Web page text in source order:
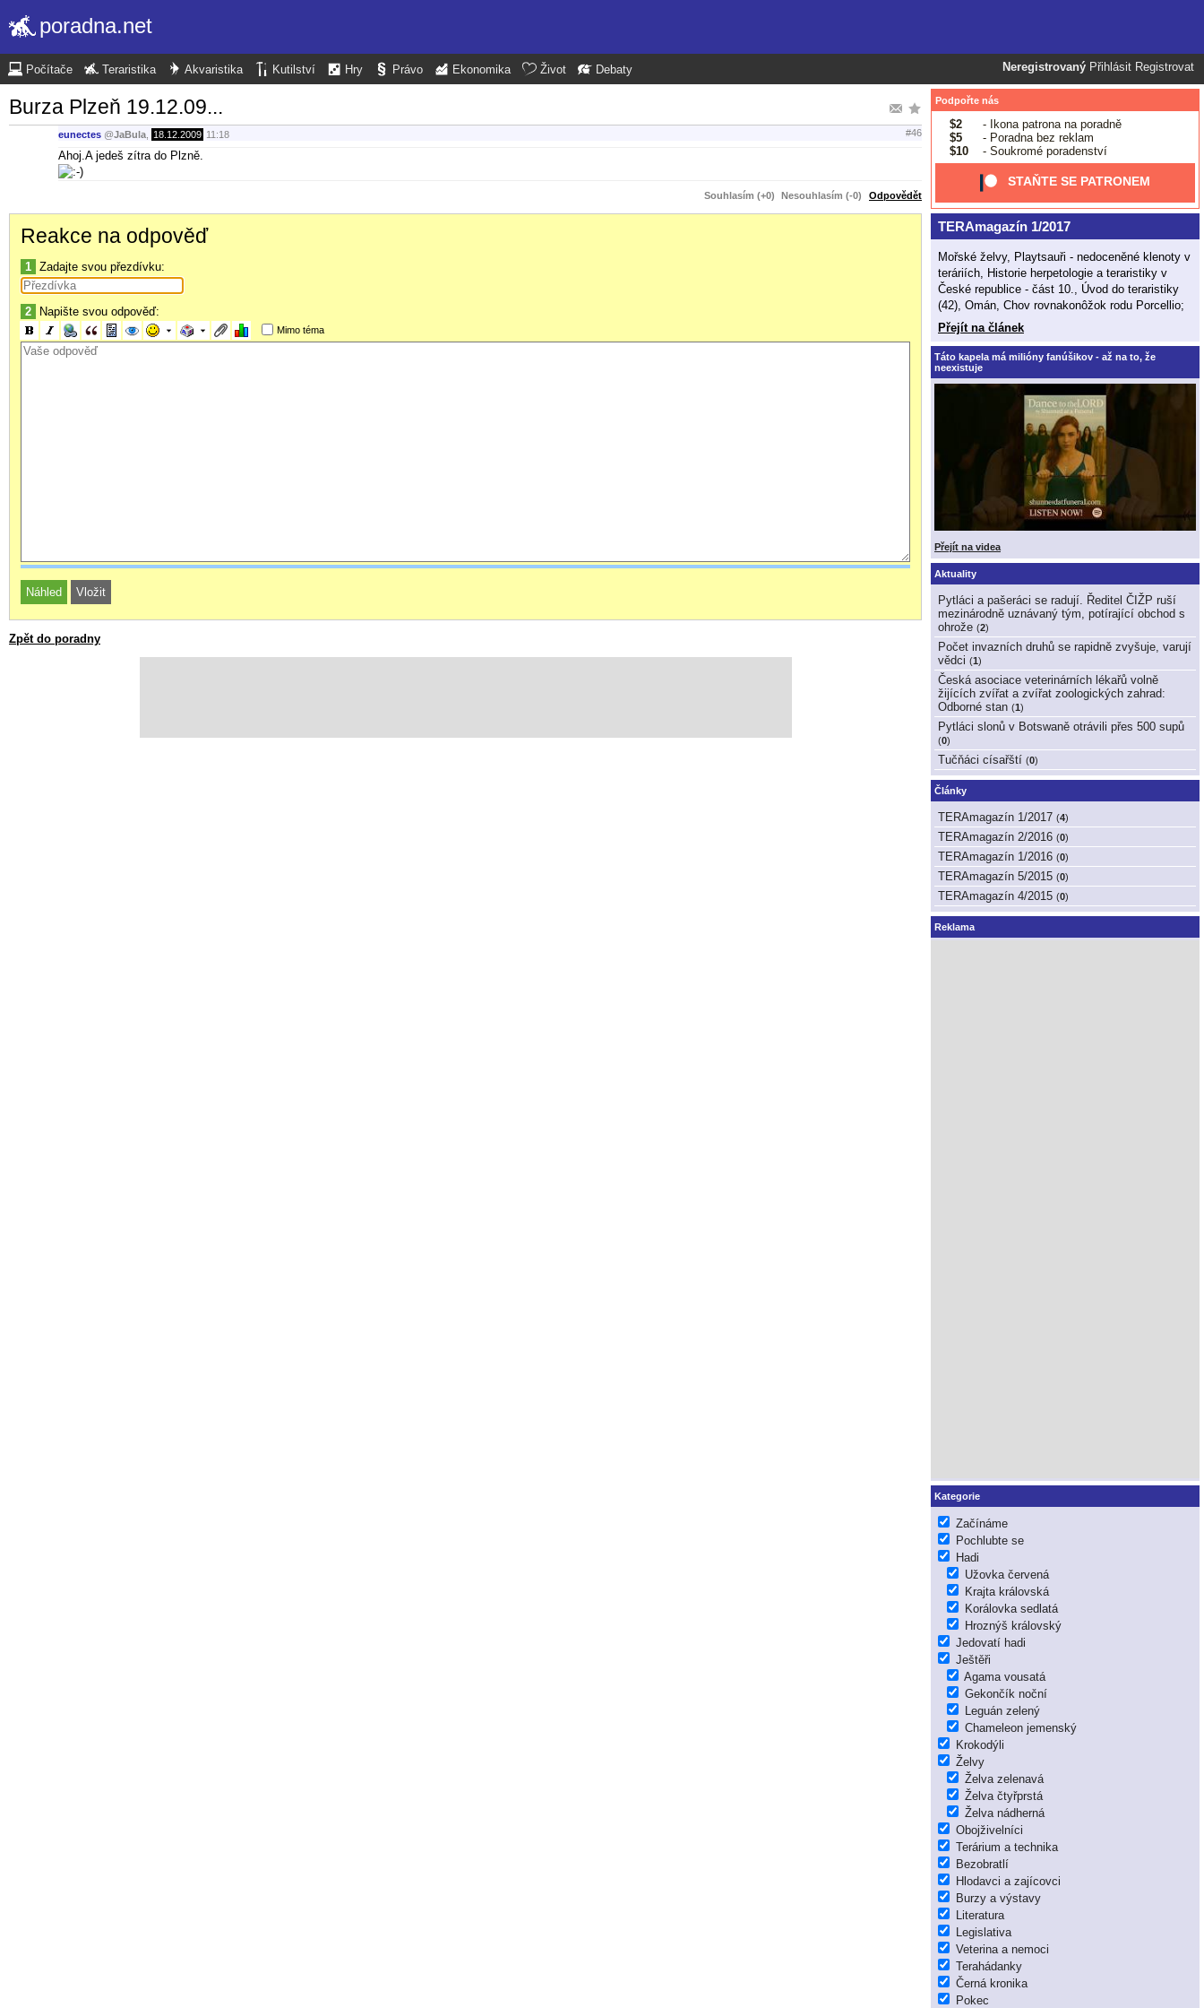
poradna.net
Neregistrovaný Přihlásit Registrovat
Počítače Teraristika Akvaristika Kutilství Hry Právo Ekonomika Život Debaty
Burza Plzeň 19.12.09...
eunectes @JaBula 18.12.2009 11:18 #46
Ahoj.A jedeš zítra do Plzně.
Souhlasím (+0) Nesouhlasím (-0) Odpovědět
Reakce na odpověď
1 Zadajte svou přezdívku:
2 Napište svou odpověď:
Mimo téma
Zpět do poradny
Podpořte nás
$2
- Ikona patrona na poradně
$5
- Poradna bez reklam
$10
- Soukromé poradenství
STAŇTE SE PATRONEM
TERAmagazín 1/2017
Mořské želvy, Playtsauři - nedoceněné klenoty v
teráriích, Historie herpetologie a teraristiky v
České republice - část 10., Úvod do teraristiky
(42), Omán, Chov rovnakonôžok rodu Porcellio;
Přejít na článek
Táto kapela má milióny fanúšikov - až na to, že
neexistuje
Přejít na videa
Aktuality
Pytláci a pašeráci se radují. Ředitel ČIŽP ruší
mezinárodně uznávaný tým, potírající obchod s
ohrože (2)
Počet invazních druhů se rapidně zvyšuje, varují
vědci (1)
Česká asociace veterinárních lékařů volně
žijících zvířat a zvířat zoologických zahrad:
Odborné stan (1)
Pytláci slonů v Botswaně otrávili přes 500 supů
(0)
Tučňáci císařští (0)
Články
TERAmagazín 1/2017 (4)
TERAmagazín 2/2016 (0)
TERAmagazín 1/2016 (0)
TERAmagazín 5/2015 (0)
TERAmagazín 4/2015 (0)
Reklama
Kategorie
Začínáme
Pochlubte se
Hadi
Užovka červená
Krajta královská
Korálovka sedlatá
Hroznýš královský
Jedovatí hadi
Ještěři
Agama vousatá
Gekončík noční
Leguán zelený
Chameleon jemenský
Krokodýli
Želvy
Želva zelenavá
Želva čtyřprstá
Želva nádherná
Obojživelníci
Terárium a technika
Bezobratlí
Hlodavci a zajícovci
Burzy a výstavy
Literatura
Legislativa
Veterina a nemoci
Terahádanky
Černá kronika
Pokec